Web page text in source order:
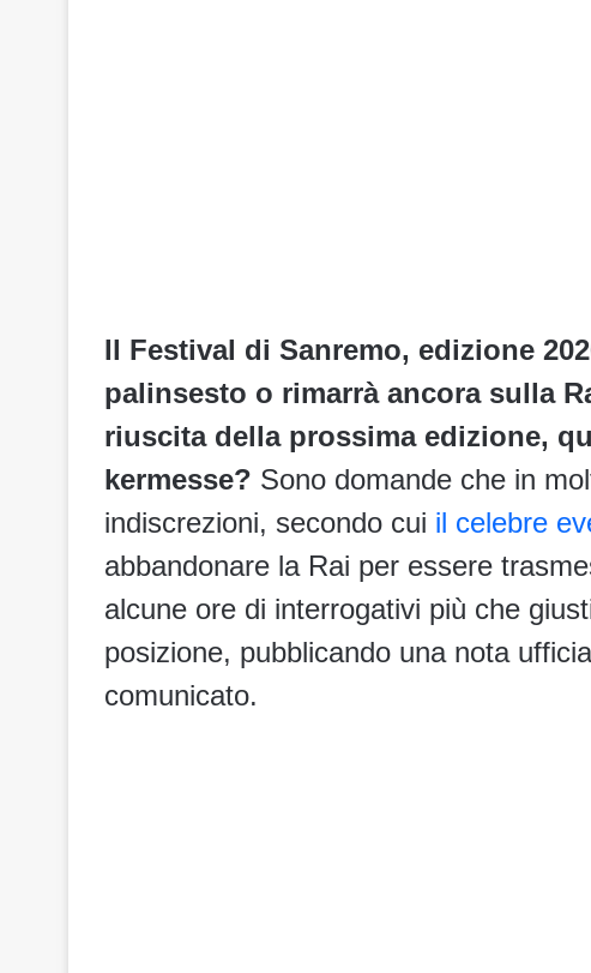
Il Festival di Sanremo, edizione
palinsesto o rimarrà ancora sulla
riuscita della prossima edizione,
kermesse? Sono domande che in
indiscrezioni, secondo cui il celebre
abbandonare la Rai per essere
alcune ore di interrogativi più che
posizione, pubblicando una nota
comunicato.